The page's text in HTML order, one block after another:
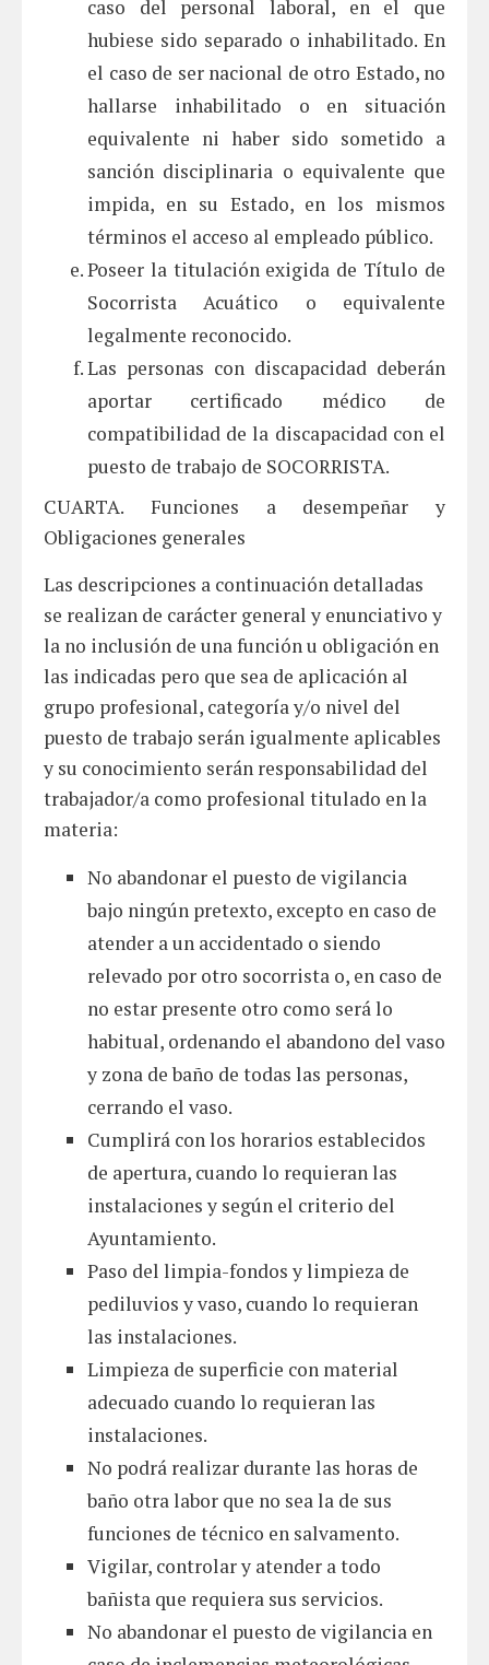
caso del personal laboral, en el que
hubiese sido separado o inhabilitado. En
el caso de ser nacional de otro Estado, no
hallarse inhabilitado o en situación
equivalente ni haber sido sometido a
sanción disciplinaria o equivalente que
impida, en su Estado, en los mismos
términos el acceso al empleado público.
Poseer la titulación exigida de Título de
Socorrista Acuático o equivalente
legalmente reconocido.
Las personas con discapacidad deberán
aportar certificado médico de
compatibilidad de la discapacidad con el
puesto de trabajo de SOCORRISTA.
CUARTA. Funciones a desempeñar y
Obligaciones generales
Las descripciones a continuación detalladas
se realizan de carácter general y enunciativo y
la no inclusión de una función u obligación en
las indicadas pero que sea de aplicación al
grupo profesional, categoría y/o nivel del
puesto de trabajo serán igualmente aplicables
y su conocimiento serán responsabilidad del
trabajador/a como profesional titulado en la
materia:
No abandonar el puesto de vigilancia
bajo ningún pretexto, excepto en caso de
atender a un accidentado o siendo
relevado por otro socorrista o, en caso de
no estar presente otro como será lo
habitual, ordenando el abandono del vaso
y zona de baño de todas las personas,
cerrando el vaso.
Cumplirá con los horarios establecidos
de apertura, cuando lo requieran las
instalaciones y según el criterio del
Ayuntamiento.
Paso del limpia-fondos y limpieza de
pediluvios y vaso, cuando lo requieran
las instalaciones.
Limpieza de superficie con material
adecuado cuando lo requieran las
instalaciones.
No podrá realizar durante las horas de
baño otra labor que no sea la de sus
funciones de técnico en salvamento.
Vigilar, controlar y atender a todo
bañista que requiera sus servicios.
No abandonar el puesto de vigilancia en